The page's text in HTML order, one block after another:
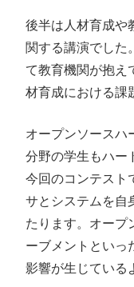
後半は人材育成や
関する講演でした
て教育機関が抱え
材育成における課
オープンソースハ
分野の学生もハー
今回のコンテスト
サとシステムを自
たります。オープ
ーブメントといっ
影響が生じている